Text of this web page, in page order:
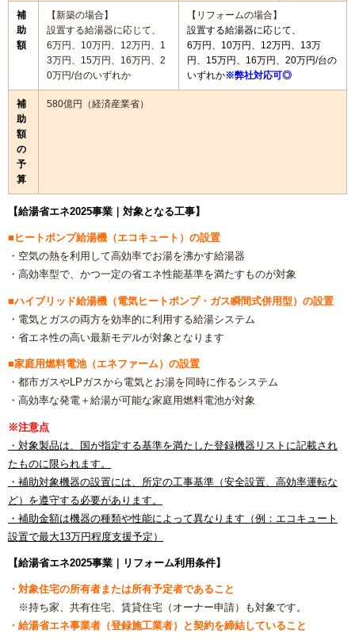
補
助
額
【新築の場合】
設置する給湯器に応じて、
6万円、10万円、12万円、1
3万円、15万円、16万円、2
0万円/台のいずれか
【リフォームの場合】
設置する給湯器に応じて、
6万円、10万円、12万円、13万
円、15万円、16万円、20万円/台の
いずれか※弊社対応可◎
補
助
額
の
予
算
580億円（経済産業省）
【給湯省エネ2025事業｜対象となる工事】
■ヒートポンプ給湯機（エコキュート）の設置
・空気の熱を利用して高効率でお湯を沸かす給湯器
・高効率型で、かつ一定の省エネ性能基準を満たすものが対象
■ハイブリッド給湯機（電気ヒートポンプ・ガス瞬間式併用型）の設置
・電気とガスの両方を効率的に利用する給湯システム
・省エネ性の高い最新モデルが対象となります
■家庭用燃料電池（エネファーム）の設置
・都市ガスやLPガスから電気とお湯を同時に作るシステム
・高効率な発電＋給湯が可能な家庭用燃料電池が対象
※注意点
・対象製品は、国が指定する基準を満たした登録機器リストに記載され
たものに限られます。
・補助対象機器の設置には、所定の工事基準（安全設置、高効率運転な
ど）を遵守する必要があります。
・補助金額は機器の種類や性能によって異なります（例：エコキュート
設置で最大13万円程度支援予定）
【給湯省エネ2025事業｜リフォーム利用条件】
・対象住宅の所有者または所有予定者であること
※持ち家、共有住宅、賃貸住宅（オーナー申請）も対象です。
・給湯省エネ事業者（登録施工業者）と契約を締結していること